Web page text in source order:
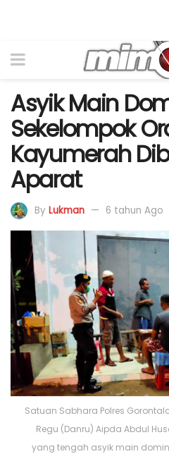
Asyik Main
Sekelompok
Kayumerah
Aparat
By Lukman 6 tahun Ago
Satuan Sabhara Polres
Regu (Danru) Aipda Abdul
yang tengah asyik main